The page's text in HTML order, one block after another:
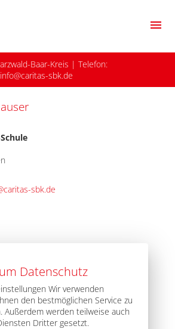
menu
Baar-Kreis | Telefon:
info@caritas-sbk.de
sbk.de
Datenschutz
Wir verwenden
den bestmöglichen Service zu
Außerdem werden teilweise auch
Dritter gesetzt.